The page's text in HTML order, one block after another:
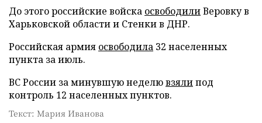
До этого российские войска освободилиВеровку в
Харьковской области и Стенки в ДНР.
Российская армия освободила 32 населенных
пункта за июль.
ВС России за минувшую неделювзялипод
контроль 12 населенных пунктов.
Текст: Мария Иванова